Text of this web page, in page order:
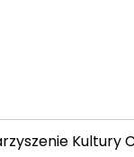
Kultury